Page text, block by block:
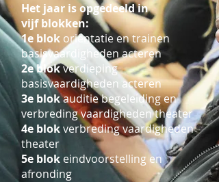
Het jaar is opgedeeld in
vijfblokken:
1e blok oriëntatie en trainen
basisvaardigheden acteren
2e blokverdieping
basisvaardigheden acteren
3e blokauditie begeleiding en
verbreding vaardigheden theater
4e blokverbreding vaardigheden
theater
5e blok eindvoorstelling en
afronding